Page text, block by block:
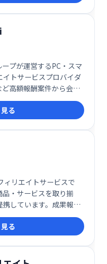
プが運営するPC・スマ
トサービスプロバイダ
高額報酬案件から会員
件まで、多様なジャンル
々な配信形式にも対応
ィングを強力に支援しま
る
リエイトサービスで
・サービスを取り揃
しています。成果報酬
を得ることができ、効率
初心者から上級者ま
いただけます。
る